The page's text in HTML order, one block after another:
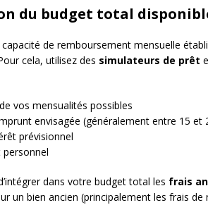
du budget total
de remboursement mensuelle
cela, utilisez des simulateurs de prêt
vos mensualités possibles
envisagée (généralement entre 15 et
prévisionnel
dans votre budget total les frais
un bien ancien (principalement les frais